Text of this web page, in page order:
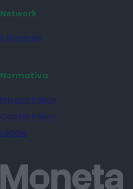
Network
il Giornale
Normativa
Privacy Policy
Cookie Policy
Legale